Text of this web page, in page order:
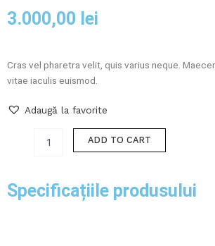
3.000,00 lei
Cras vel pharetra velit, quis varius neque.
vitae iaculis euismod.
Adaugă la favorite
Geantă
ADD TO CART
Specificațiile produsului